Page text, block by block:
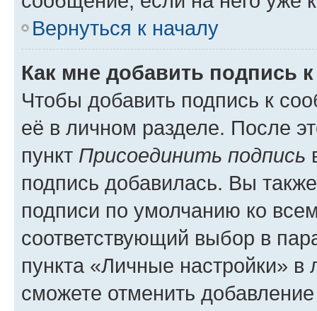
Вернуться к началу
Как мне добавить подпись
Чтобы добавить подпись к
её в личном разделе. После
пункт Присоединить подпись
подпись добавилась. Вы
подписи по умолчанию ко
соответствующий выбор в
пункта «Личные настройки»
сможете отменить